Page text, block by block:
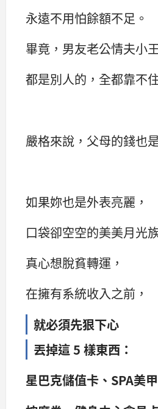
永遠不用怕餘額不足。
畢竟，男友老公情夫小
都是別人的，全都靠不
嚴格來說，父母的錢也
如果妳也是外表亮麗，
口袋卻空空的美美月光
真心想脫貧轉運，
在擁有系統收入之前，
就必須先狠下心
丟掉這 5 樣東西：
星巴克儲值卡、SPA美